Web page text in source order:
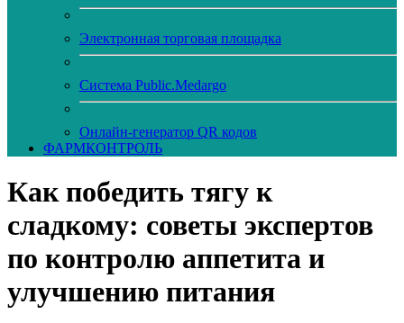
Электронная торговая площадка
Система Public.Medargo
Онлайн-генератор QR кодов
ФАРМКОНТРОЛЬ
Как победить тягу к
сладкому: советы экспертов
по контролю аппетита и
улучшению питания